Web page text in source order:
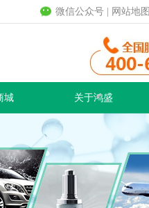
微信公众号 网站地图
城 关于鸿盛